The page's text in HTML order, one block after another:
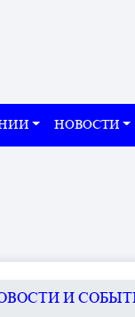
НОВОСТИ
И